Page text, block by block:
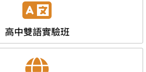
高中雙語實驗班